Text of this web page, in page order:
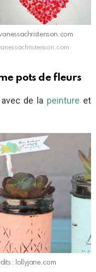
pots de fleurs
de la peinture et
: lollyjane.com